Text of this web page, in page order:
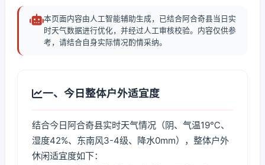
本页面内容由人工智能辅助生成，已结合阿合奇县当日实
时天气数据进行优化，并经过人工审核校验。内容仅供参
考，请结合自身实际情况酌情采纳。
一、今日整体户外适宜度
结合今日阿合奇县实时天气情况（阴、气温19℃、
湿度42%、东南风3-4级、降水0mm），整体户外
休闲适宜度如下：